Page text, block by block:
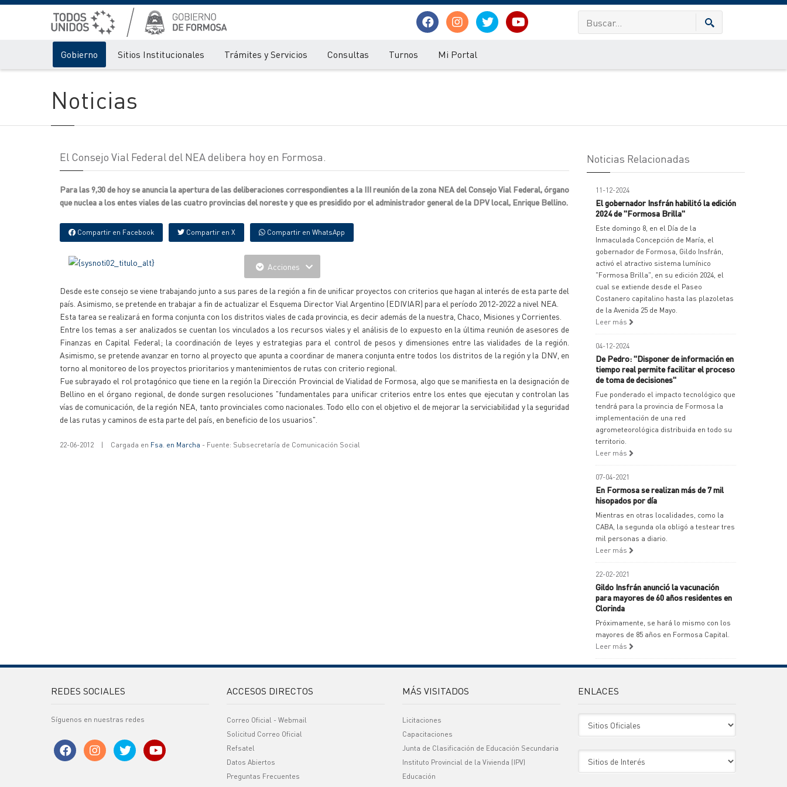
Gobierno Sitios Institucionales Trámites y Servicios Consultas Turnos Mi Portal
Noticias
El Consejo Vial Federal del NEA delibera hoy en Formosa.
Para las 9,30 de hoy se anuncia la apertura de las deliberaciones correspondientes a la III reunión de la zona NEA del Consejo Vial Federal, órgano
que nuclea a los entes viales de las cuatro provincias del noreste y que es presidido por el administrador general de la DPV local, Enrique Bellino.
Compartir en Facebook Compartir en X Compartir en WhatsApp
Acciones
Desde este consejo se viene trabajando junto a sus pares de la región a fin de unificar proyectos con criterios que hagan al interés de esta parte del
país. Asimismo, se pretende en trabajar a fin de actualizar el Esquema Director Vial Argentino (EDIVIAR) para el período 2012-2022 a nivel NEA.
Esta tarea se realizará en forma conjunta con los distritos viales de cada provincia, es decir además de la nuestra, Chaco, Misiones y Corrientes.
Entre los temas a ser analizados se cuentan los vinculados a los recursos viales y el análisis de lo expuesto en la última reunión de asesores de
Finanzas en Capital Federal; la coordinación de leyes y estrategias para el control de pesos y dimensiones entre las vialidades de la región.
Asimismo, se pretende avanzar en torno al proyecto que apunta a coordinar de manera conjunta entre todos los distritos de la región y la DNV, en
torno al monitoreo de los proyectos prioritarios y mantenimientos de rutas con criterio regional.
Fue subrayado el rol protagónico que tiene en la región la Dirección Provincial de Vialidad de Formosa, algo que se manifiesta en la designación de
Bellino en el órgano regional, de donde surgen resoluciones "fundamentales para unificar criterios entre los entes que ejecutan y controlan las
vías de comunicación, de la región NEA, tanto provinciales como nacionales. Todo ello con el objetivo el de mejorar la serviciabilidad y la seguridad
de las rutas y caminos de esta parte del país, en beneficio de los usuarios".
22-06-2012 | Cargada en Fsa. en Marcha - Fuente: Subsecretaría de Comunicación Social
Noticias Relacionadas
11-12-2024
El gobernador Insfrán habilitó la edición
2024 de "Formosa Brilla"
Este domingo 8, en el Día de la
Inmaculada Concepción de María, el
gobernador de Formosa, Gildo Insfrán,
activó el atractivo sistema lumínico
"Formosa Brilla", en su edición 2024, el
cual se extiende desde el Paseo
Costanero capitalino hasta las plazoletas
de la Avenida 25 de Mayo.
Leer más
04-12-2024
De Pedro: "Disponer de información en
tiempo real permite facilitar el proceso
de toma de decisiones"
Fue ponderado el impacto tecnológico que
tendrá para la provincia de Formosa la
implementación de una red
agrometeorológica distribuida en todo su
territorio.
Leer más
07-04-2021
En Formosa se realizan más de 7 mil
hisopados por día
Mientras en otras localidades, como la
CABA, la segunda ola obligó a testear tres
mil personas a diario.
Leer más
22-02-2021
Gildo Insfrán anunció la vacunación
para mayores de 60 años residentes en
Clorinda
Próximamente, se hará lo mismo con los
mayores de 85 años en Formosa Capital.
Leer más
REDES SOCIALES
Síguenos en nuestras redes
ACCESOS DIRECTOS
Correo Oficial - Webmail
Solicitud Correo Oficial
Refsatel
Datos Abiertos
Preguntas Frecuentes
MÁS VISITADOS
Licitaciones
Capacitaciones
Junta de Clasificación de Educación Secundaria
Instituto Provincial de la Vivienda (IPV)
Educación
ENLACES